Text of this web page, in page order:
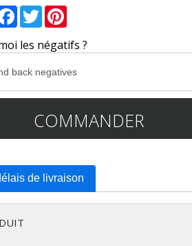
Facebook
TwitterPinterest
les négatifs ?
COMMANDER
de livraison